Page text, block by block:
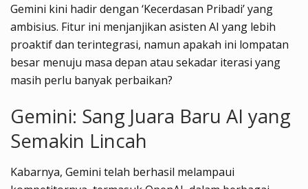
Gemini kini hadir dengan ‘Kecerdasan Pribadi’ yang
ambisius. Fitur ini menjanjikan asisten AI yang lebih
proaktif dan terintegrasi, namun apakah ini lompatan
besar menuju masa depan atau sekadar iterasi yang
masih perlu banyak perbaikan?
Gemini: Sang Juara Baru AI yang
Semakin Lincah
Kabarnya, Gemini telah berhasil melampaui